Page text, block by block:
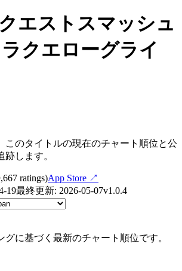
エストスマッシュ
クエローグライ
このタイトルの現在のチャート順位と公
します。
ratings)App Store ↗
19最終更新: 2026-05-07v1.0.4
グに基づく最新のチャート順位です。